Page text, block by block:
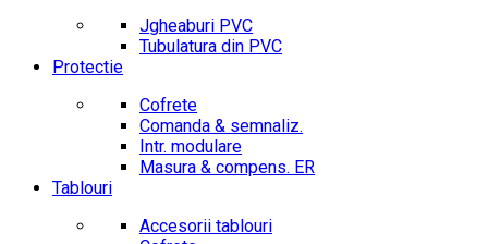
Jgheaburi PVC
Tubulatura din PVC
Protectie
Cofrete
Comanda & semnaliz.
Intr. modulare
Masura & compens. ER
Tablouri
Accesorii tablouri